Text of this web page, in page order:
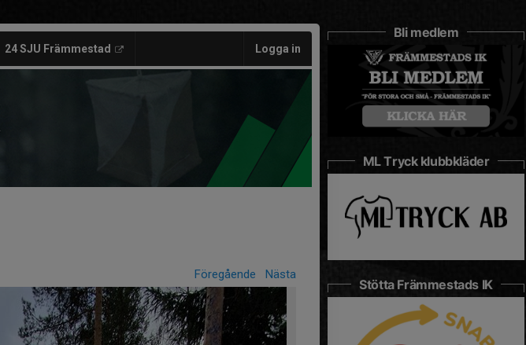
24 SJU Främmestad Logga in
Föregående Nästa
Bli medlem
ML Tryck klubbkläder
Stötta Främmestads IK